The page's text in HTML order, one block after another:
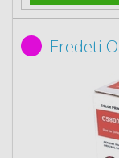
Eredeti